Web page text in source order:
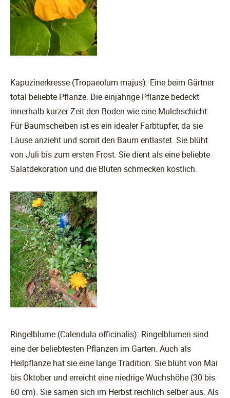
Kapuzinerkresse (Tropaeolum majus): Eine beim Gärtner
total beliebte Pflanze. Die einjährige Pflanze bedeckt
innerhalb kurzer Zeit den Boden wie eine Mulchschicht.
Für Baumscheiben ist es ein idealer Farbtupfer, da sie
Läuse anzieht und somit den Baum entlastet. Sie blüht
von Juli bis zum ersten Frost. Sie dient als eine beliebte
Salatdekoration und die Blüten schmecken köstlich.
Ringelblume (Calendula officinalis): Ringelblumen sind
eine der beliebtesten Pflanzen im Garten. Auch als
Heilpflanze hat sie eine lange Tradition. Sie blüht von Mai
bis Oktober und erreicht eine niedrige Wuchshöhe (30 bis
60 cm). Sie samen sich im Herbst reichlich selber aus. Als